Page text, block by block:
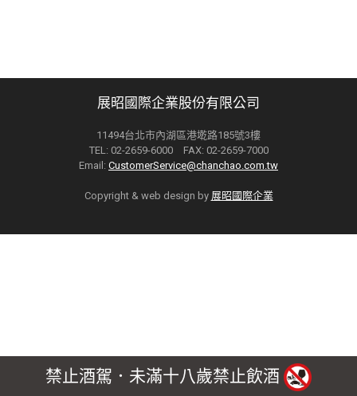
展昭國際企業股份有限公司
11494台北市內湖區港墘路185號3樓
TEL: 02-2659-6000 FAX: 02-2659-7000
Email: CustomerService@chanchao.com.tw
Copyright & web design by 展昭國際企業
禁止酒駕．未滿十八歲禁止飲酒